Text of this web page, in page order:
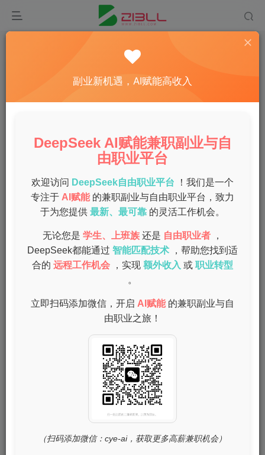
深度探秘手机DeepSeek使用技巧与安装全攻略
关注 私信
在当今数字化的时代，手机应用逐渐成为我们生活中不可或
缺的一部分。DeepSeek作为一款功能强大的应用，吸引了
越来越多用户的关注。本文将为大家详细介绍手机
DeepSeek的使用技巧和安装全攻略，让你轻松上手，享受
更便捷的服务。
DeepSeek简介
都能提供高效的解决方案。了解DeepSeek的功能及其使用
手机DeepSeek的安装流程
副业新机遇，AI赋能高收入
DeepSeek AI赋能兼职副业与自
由职业平台
欢迎访问 DeepSeek自由职业平台
！我们是一个
专注于 AI赋能 的兼职副业与自由职业平台，致力
于为您提供 最新、最可靠 的灵活工作机会。
无论您是 学生、上班族 还是 自由职业者
，
DeepSeek都能通过 智能匹配技术
，帮助您找到适
合的 远程工作机会 ，实现 额外收入 或 职业转型
。
立即扫码添加微信，开启 AI赋能 的兼职副业与自
由职业之旅！
（扫码添加微信：cye-ai，获取更多高薪兼职机会）